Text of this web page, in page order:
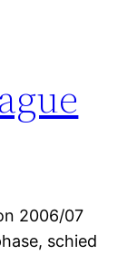
2006/07
schied